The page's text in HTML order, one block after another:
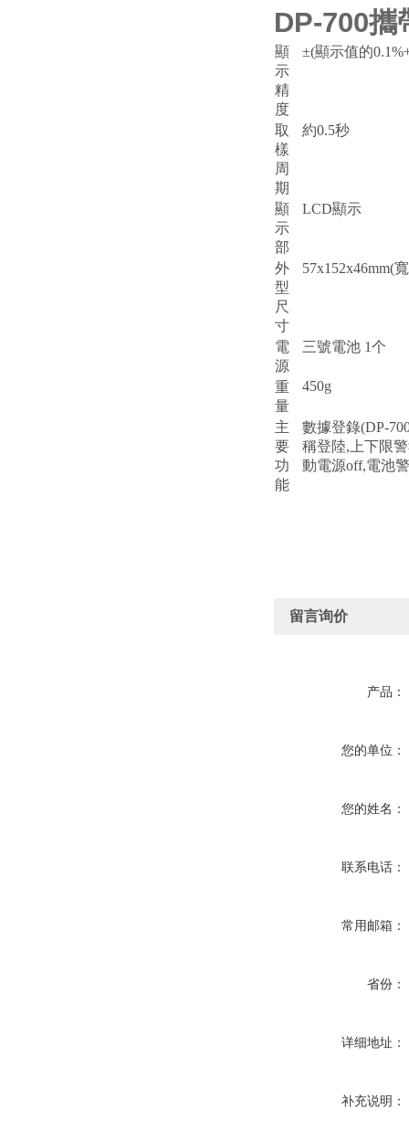
DP-700攜
顯
示
精
度
±(顯示值的
取
樣
周
期
約0.5秒
顯
示
部
LCD顯示
外
型
尺
寸
57x152x46mm(
電
源
三號電池 1个
重
量
450g
主
要
功
能
數據登錄(DP-
稱登陸,上下限
動電源off,電池
留言询价
产品：
您的单位：
您的姓名：
联系电话：
常用邮箱：
省份：
详细地址：
补充说明：